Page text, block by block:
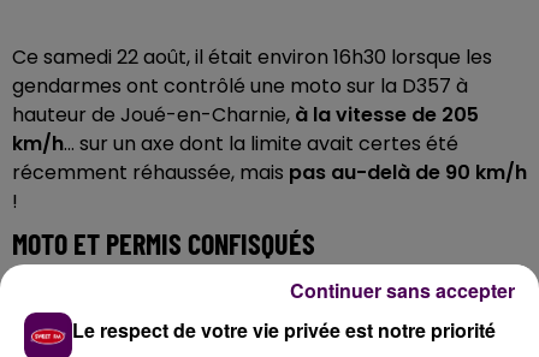
Ce samedi 22 août, il était environ 16h30 lorsque les
gendarmes ont contrôlé une moto sur la D357 à
hauteur de Joué-en-Charnie, à la vitesse de 205
km/h... sur un axe dont la limite avait certes été
récemment réhaussée, mais pas au-delà de 90 km/h
!
MOTO ET PERMIS CONFISQUÉS
Au guidon de la BMW S1000 RR impliquée,un
Mayennais âgé de 24 ans, qui s’est vu notifier la
rétention immédiate de son permis de conduire. Par
Le respect de votre vie privée est notre priorité
Continuer sans accepter